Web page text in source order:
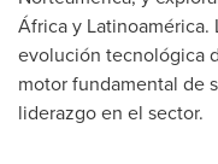
África y Latinoamérica.
evolución tecnológica
motor fundamental de
liderazgo en el sector.